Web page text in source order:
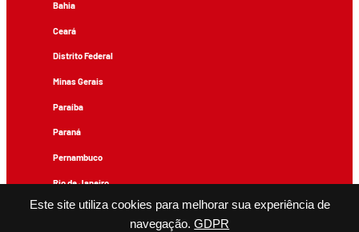
Este site utiliza cookies para melhorar sua experiência de
navegação. GDPR
Bahia
Ceará
Distrito Federal
Minas Gerais
Paraíba
Paraná
Pernambuco
Rio de Janeiro
Rio Grande do Sul